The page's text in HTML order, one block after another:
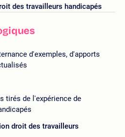
des travailleurs handicapés
d'exemples, d'apports
tirés de l'expérience de
droit des travailleurs